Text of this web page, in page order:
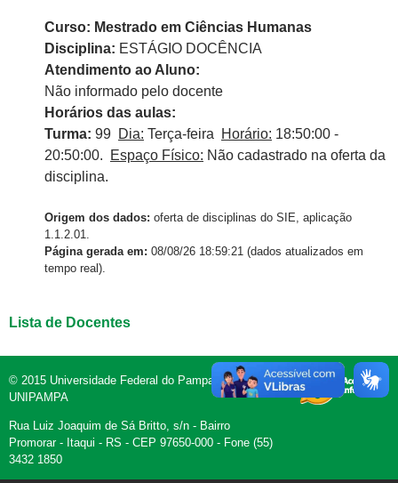
Curso: Mestrado em Ciências Humanas
Disciplina: ESTÁGIO DOCÊNCIA
Atendimento ao Aluno:
Não informado pelo docente
Horários das aulas:
Turma: 99 Dia: Terça-feira Horário: 18:50:00 -
20:50:00.
Espaço Físico: Não cadastrado na oferta da
disciplina.
Origem dos dados: oferta de disciplinas do SIE, aplicação
1.1.2.01.
Página gerada em: 08/08/26 18:59:21 (dados atualizados em
tempo real).
Lista de Docentes
© 2015 Universidade Federal do Pampa -
UNIPAMPA
Rua Luiz Joaquim de Sá Britto, s/n - Bairro
Promorar - Itaqui - RS - CEP 97650-000 - Fone (55)
3432 1850